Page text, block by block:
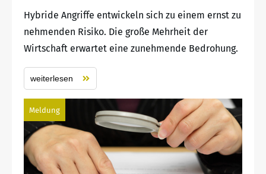
Hybride Angriffe entwickeln sich zu einem ernst zu
nehmenden Risiko. Die große Mehrheit der
Wirtschaft erwartet eine zunehmende Bedrohung.
weiterlesen
Meldung